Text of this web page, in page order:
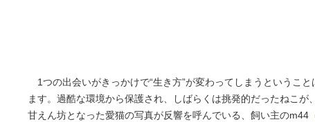
1つの出会いがきっかけで“生き方”が変わってしまうというこ
ます。過酷な環境から保護され、しばらくは挑発的だったねこ
甘えん坊となった愛猫の写真が反響を呼んでいる、飼い主のm44